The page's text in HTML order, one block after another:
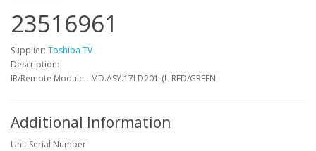
23516961
Supplier: Toshiba TV
Description:
IR/Remote Module - MD.ASY.17LD201-(L-RED/GREEN
Additional Information
Unit Serial Number